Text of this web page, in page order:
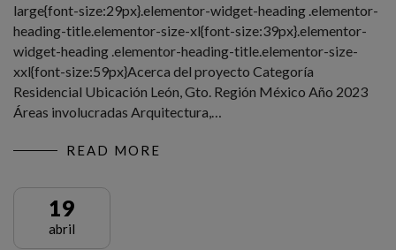
large{font-size:29px}.elementor-widget-heading .elementor-
heading-title.elementor-size-xl{font-size:39px}.elementor-
widget-heading .elementor-heading-title.elementor-size-
xxl{font-size:59px}Acerca del proyecto Categoría
Residencial Ubicación León, Gto. Región México Año 2023
Áreas involucradas Arquitectura,…
READ MORE
19
abril